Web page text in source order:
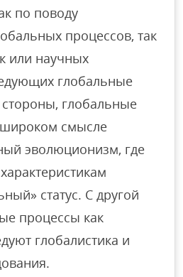
по поводу
процессов, так
или научных
глобальные
глобальные
смысле
эволюционизм, где
статус. С другой
процессы как
глобалистика и